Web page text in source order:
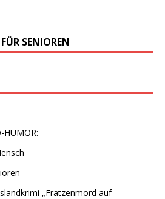
SENIOREN
HUMOR:
„Fratzenmord auf